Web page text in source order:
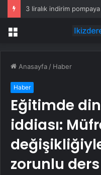
Menü
Anasayfa / Haber
Haber
Eğitimde
iddiası:
zorunlu